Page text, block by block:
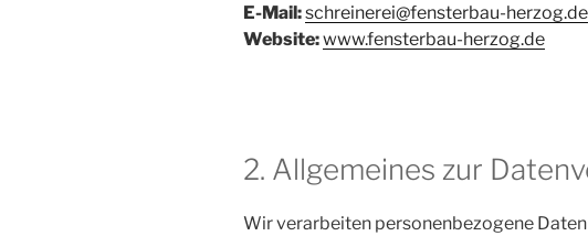
E-Mail:schreinerei@fensterbau-herzog.de
Website:www.fensterbau-herzog.de
2. Allgemeines zur
Wir verarbeiten personenbezogene